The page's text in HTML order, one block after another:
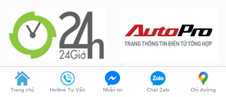
ZKar Auto tài trợ học bổng kỹ
thuật ô tô cho thanh niên nghèo
CEO từng nâng cấp hơn 7.000 ô
tô mở hệ thống chăm sóc xe hơi
Trang chủ Hotline Tư Vấn Nhắn tin Chat Zalo Chỉ đường